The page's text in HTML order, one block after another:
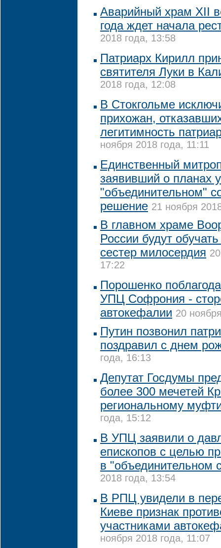
Аварийный храм XII
года ждет начала
2018 года, 13:58
Патриарх Кирилл
святителя Луки в
2018 года, 12:08
В Стокгольме
прихожан,
легитимность
ноября 2018 года, 11:11
Единственный
заявивший о планах
"объединительном"
решение 21 ноября
В главном храме
России будут
сестер милосердия
17:22
Порошенко
УПЦ Софрония -
автокефалии 20
Путин позвонил
поздравил с днем
года, 16:13
Депутат Госдумы
более 300 мечетей
региональному
года, 15:12
В УПЦ заявили о
епископов с целью
в "объединительном
2018 года, 13:54
В РПЦ увидели в
Киеве признак
участниками
ноября 2018 года, 11:07